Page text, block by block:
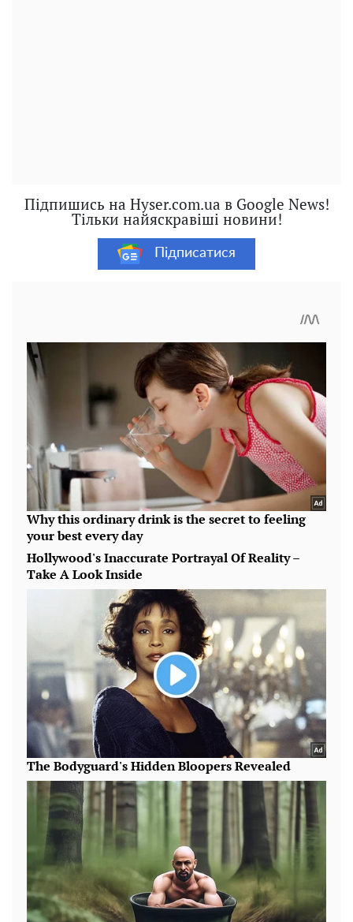
Підпишись на Hyser.com.ua в Google News!
Тільки найяскравіші новини!
Підписатися